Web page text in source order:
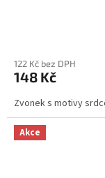
122 Kč bez DPH
148 Kč
Zvonek s motivy
Akce